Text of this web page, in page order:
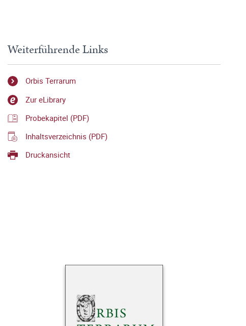
Weiterführende Links
Orbis Terrarum
Zur eLibrary
Probekapitel (PDF)
Inhaltsverzeichnis (PDF)
Druckansicht